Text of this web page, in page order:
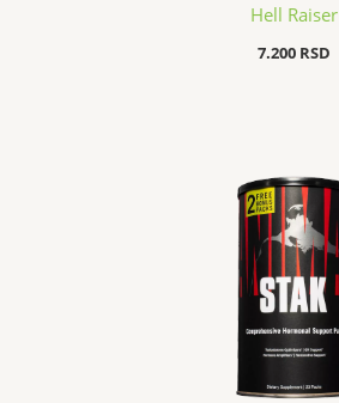
Hell Raiser
7.200 RSD